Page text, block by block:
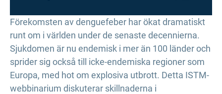
Förekomsten av denguefeber har ökat dramatiskt
runt om i världen under de senaste decennierna.
Sjukdomen är nu endemisk i mer än 100 länder och
sprider sig också till icke-endemiska regioner som
Europa, med hot om explosiva utbrott. Detta ISTM-
webbinarium diskuterar skillnaderna i